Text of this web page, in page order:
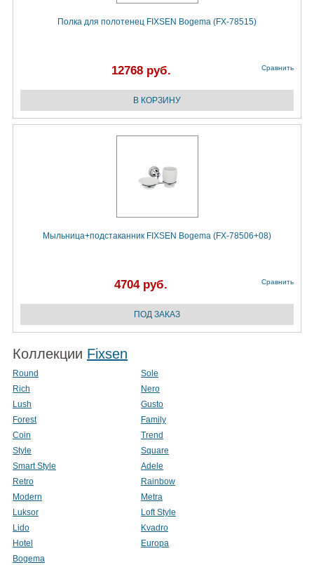
Полка для полотенец FIXSEN Bogema (FX-78515)
12768 руб. Сравнить
Мыльница+подстаканник FIXSEN Bogema (FX-78506+08)
4704 руб. Сравнить
Коллекции Fixsen
Round
Sole
Rich
Nero
Lush
Gusto
Forest
Family
Coin
Trend
Style
Square
Smart Style
Adele
Retro
Rainbow
Modern
Metra
Luksor
Loft Style
Lido
Kvadro
Hotel
Europa
Bogema